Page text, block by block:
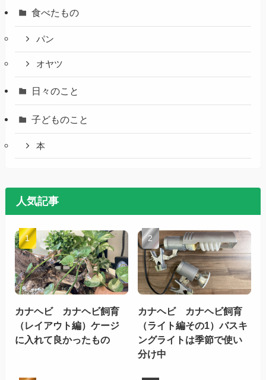
食べたもの
パン
オヤツ
日々のこと
子どものこと
本
人気記事
カナヘビ カナヘビ飼育
（レイアウト編）ケージ
に入れて良かったもの
カナヘビ カナヘビ飼育
（ライト編その1）バスキ
ングライトは季節で使い
分け中